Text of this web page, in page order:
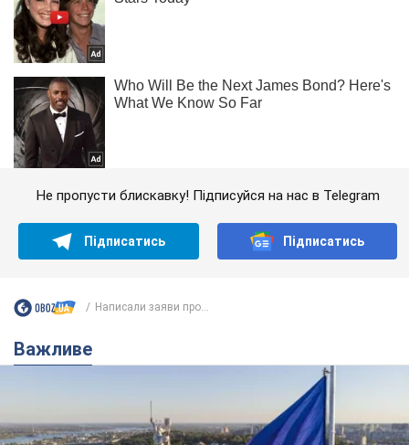
Не пропусти блискавку! Підписуйся на нас в Telegram
Підписатись Підписатись
Написали заяви про...
Важливе